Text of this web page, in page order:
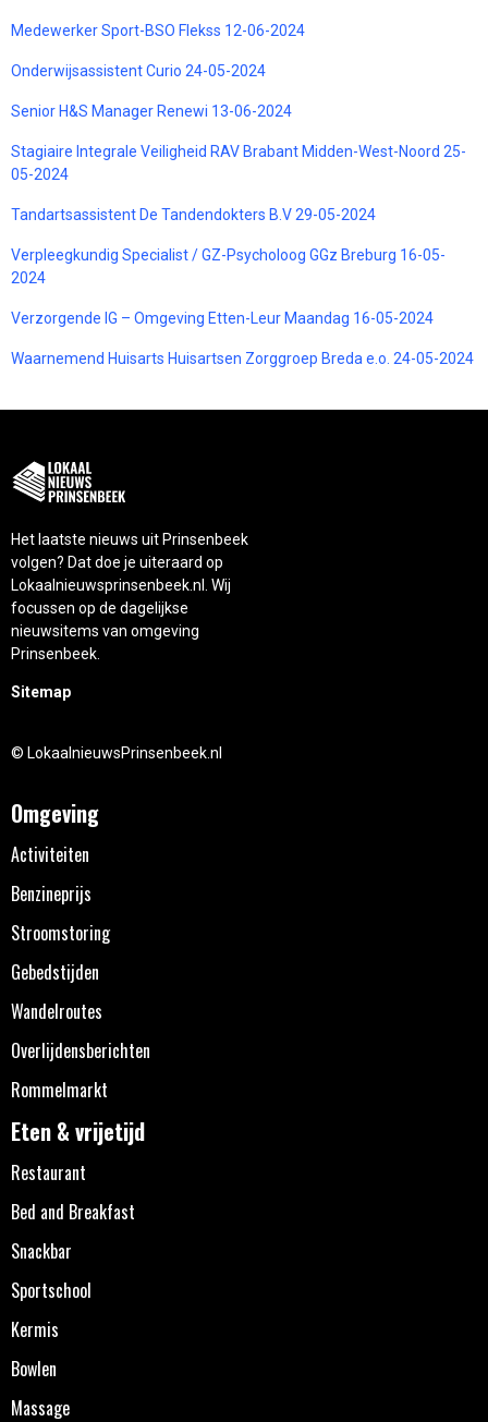
Medewerker Sport-BSO Flekss 12-06-2024
Onderwijsassistent Curio 24-05-2024
Senior H&S Manager Renewi 13-06-2024
Stagiaire Integrale Veiligheid RAV Brabant Midden-West-Noord 25-
05-2024
Tandartsassistent De Tandendokters B.V 29-05-2024
Verpleegkundig Specialist / GZ-Psycholoog GGz Breburg 16-05-
2024
Verzorgende IG – Omgeving Etten-Leur Maandag 16-05-2024
Waarnemend Huisarts Huisartsen Zorggroep Breda e.o. 24-05-2024
Het laatste nieuws uit Prinsenbeek
volgen? Dat doe je uiteraard op
Lokaalnieuwsprinsenbeek.nl. Wij
focussen op de dagelijkse
nieuwsitems van omgeving
Prinsenbeek.
Sitemap
© LokaalnieuwsPrinsenbeek.nl
Omgeving
Activiteiten
Benzineprijs
Stroomstoring
Gebedstijden
Wandelroutes
Overlijdensberichten
Rommelmarkt
Eten & vrijetijd
Restaurant
Bed and Breakfast
Snackbar
Sportschool
Kermis
Bowlen
Massage